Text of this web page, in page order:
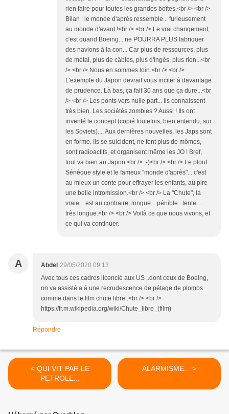
rien faire pour toutes les grandes boîtes.<br /> <br />
Bilan : le monde d'après ressemble... furieusement
au monde d'avant !<br /> <br /> Le vrai changement,
c'est quand Boeing... ne POURRA PLUS fabriquer
des navions à la con... Car plus de ressources, plus
de métal, plus de câbles, plus d'ingés, plus rien...<br
/> <br /> Nous en sommes loin.<br /> <br />
L'exemple du Japon devrait vous inciter à davantage
de prudence. Là bas, ça fait 30 ans que ça dure...<br
/> <br /> Les ponts vers nulle part... Ils connaissent
très bien. Les sociétés zombies ? Aussi ! Ils ont
inventé le concept (copié toutefois, bien entendu, sur
les Soviets).... Aux dernières nouvelles, les Japs sont
en forme. Ils se suicident, ne font plus de mômes,
sont radioactifs, et organisent même les JO ! Bref,
tout va bien au Japon.<br /> ;-)<br /> <br /> Le plouf
Sénèque style et le fameux "monde d'après"... c'est
au mieux un conte pour effrayer les enfants, au pire
une belle intromission.<br /> <br /> La "Chute", la
vraie... est au contraire, longue... pénible...lente....
très longue.<br /> <br /> Voilà ce que nous vivons, et
ce qui va continuer.
A Abdel 29/05/2020 09:13
Avec tous ces cadres licencié aux US ,.dont ceux de Boeing,
on va assisté a à une recrudescence de pétage de plombs
comme dans le film chute libre .<br /> <br />
https://fr.m.wikipedia.org/wiki/Chute_libre_(film)
Répondre
< QUI VIT PAR LE
PETROLE...
ALARMISME... >